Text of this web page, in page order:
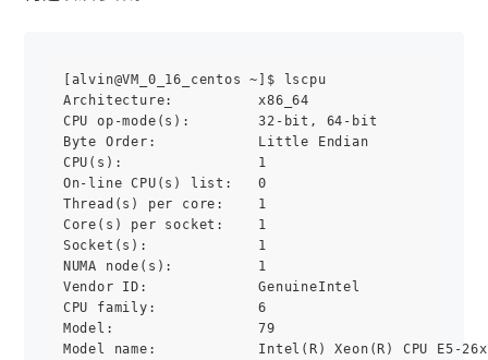
[alvin@VM_0_16_centos ~]$ lscpu
Architecture:          x86_64
CPU op-mode(s):        32-bit, 64-bit
Byte Order:            Little Endian
CPU(s):                1
On-line CPU(s) list:   0
Thread(s) per core:    1
Core(s) per socket:    1
Socket(s):             1
NUMA node(s):          1
Vendor ID:             GenuineIntel
CPU family:            6
Model:                 79
Model name:            Intel(R) Xeon(R) CPU E5-